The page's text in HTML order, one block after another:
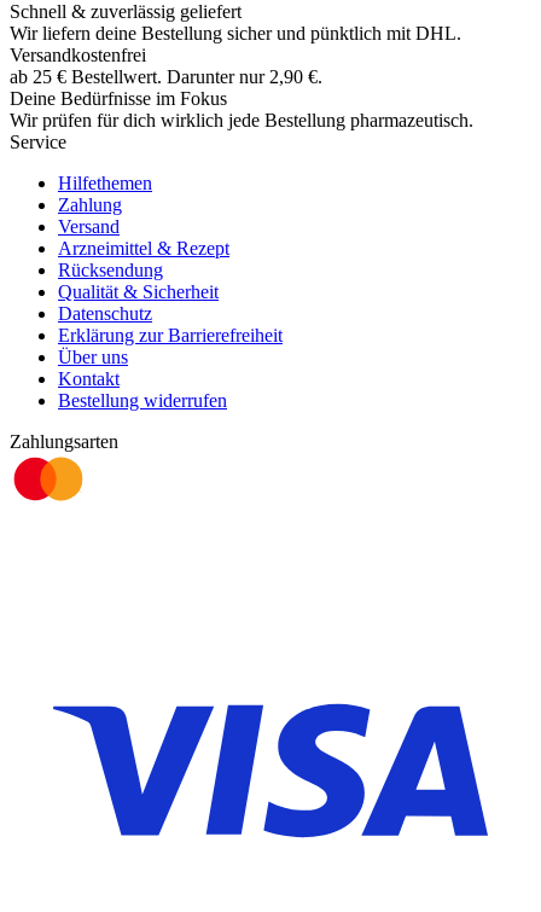
Schnell & zuverlässig geliefert
Wir liefern deine Bestellung sicher und pünktlich mit DHL.
Versandkostenfrei
ab 25 € Bestellwert. Darunter nur 2,90 €.
Deine Bedürfnisse im Fokus
Wir prüfen für dich wirklich jede Bestellung pharmazeutisch.
Service
Hilfethemen
Zahlung
Versand
Arzneimittel & Rezept
Rücksendung
Qualität & Sicherheit
Datenschutz
Erklärung zur Barrierefreiheit
Über uns
Kontakt
Bestellung widerrufen
Zahlungsarten